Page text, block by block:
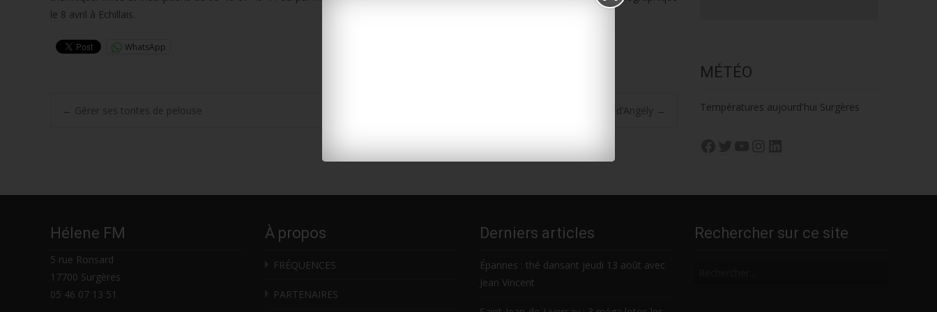
le 8 avril à Echillais.
WhatsApp
Post
← Gérer ses tontes de pelouse Le forum des emplois saisonniers, c’est aujourd’hui à Saint-Jean-d’Angély →
MÉTÉO
Températures aujourd'hui Surgères
Hélene FM
5 rue Ronsard
17700 Surgères
05 46 07 13 51
À propos
FRÉQUENCES
PARTENAIRES
Derniers articles
Épannes : thé dansant jeudi 13 août avec
Jean Vincent
Rechercher sur ce site